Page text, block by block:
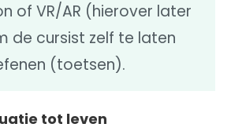
of VR/AR (hierover later
de cursist zelf te laten
(toetsen).
tot leven